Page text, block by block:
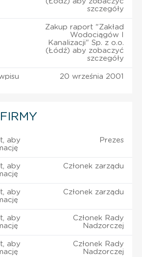
szczegóły
Zakup raport "Zakład
Wodociągów I
Kanalizacji" Sp. z o.o.
(Łódź) aby zobaczyć
szczegóły
20 września 2001
aby
Prezes
aby
Członek zarządu
aby
Członek zarządu
aby
Członek Rady
Nadzorczej
aby
Członek Rady
Nadzorczej